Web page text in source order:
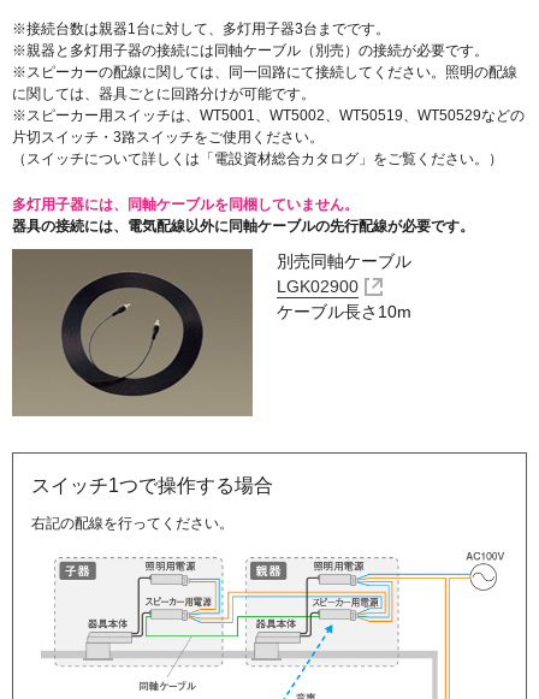
※接続台数は親器1台に対して、多灯用子器3台までです。
※親器と多灯用子器の接続には同軸ケーブル（別売）の接続が必要です。
※スピーカーの配線に関しては、同一回路にて接続してください。照明の配線
に関しては、器具ごとに回路分けが可能です。
※スピーカー用スイッチは、WT5001、WT5002、WT50519、WT50529などの
片切スイッチ・3路スイッチをご使用ください。
（スイッチについて詳しくは「電設資材総合カタログ」をご覧ください。）
多灯用子器には、同軸ケーブルを同梱していません。
器具の接続には、電気配線以外に同軸ケーブルの先行配線が必要です。
別売同軸ケーブル
LGK02900
ケーブル長さ10m
スイッチ1つで操作する場合
右記の配線を行ってください。